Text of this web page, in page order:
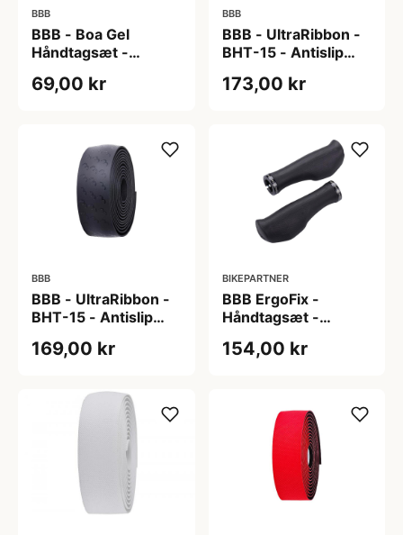
BBB
BBB - Boa Gel
Håndtagsæt -
Sort/grå
69,00 kr
BBB
BBB - UltraRibbon -
BHT-15 - Antislip
- Hvid
173,00 kr
BBB
BBB - UltraRibbon -
BHT-15 - Antislip
- Sort
169,00 kr
BIKEPARTNER
BBB ErgoFix -
Håndtagsæt -
mm - Sort
154,00 kr